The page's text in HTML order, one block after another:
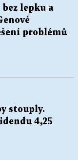
bez lepku a
problémů
stouply.
4,25